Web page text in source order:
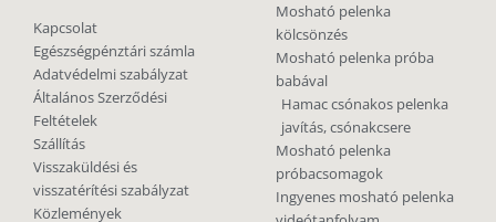
Kapcsolat
Egészségpénztári számla
Adatvédelmi szabályzat
Általános Szerződési
Feltételek
Szállítás
Visszaküldési és
visszatérítési szabályzat
Közlemények
Mosható pelenka
kölcsönzés
Mosható pelenka próba
babával
Hamac csónakos pelenka
javítás, csónakcsere
Mosható pelenka
próbacsomagok
Ingyenes mosható pelenka